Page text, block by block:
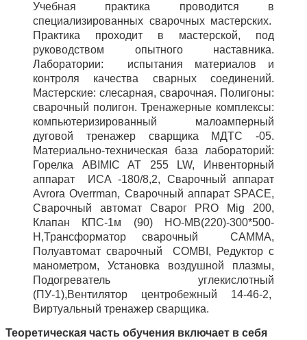
Учебная практика проводится в
специализированных сварочных мастерских.
Практика проходит в мастерской, под
руководством опытного наставника.
Лаборатории: испытания материалов и
контроля качества сварных соединений.
Мастерские: слесарная, сварочная. Полигоны:
сварочный полигон. Тренажерные комплексы:
компьютеризированный малоамперный
дуговой тренажер сварщика МДТС -05.
Материально-техническая база лабораторий:
Горелка ABIMIC AT 255 LW, Инвенторный
аппарат ИСА -180/8,2, Сварочный аппарат
Avrora Overrman, Сварочный аппарат SPACE,
Сварочный автомат Сварог PRO Mig 200,
Клапан КПС-1м (90) НО-МВ(220)-300*500-
Н,Трансформатор сварочный CAMMA,
Полуавтомат сварочный COMBI, Редуктор с
манометром, Установка воздушной плазмы,
Подогреватель углекислотный
(ПУ-1),Вентилятор центробежный 14-46-2,
Виртуальный тренажер сварщика.
Теоретическая часть обучения включает в себя